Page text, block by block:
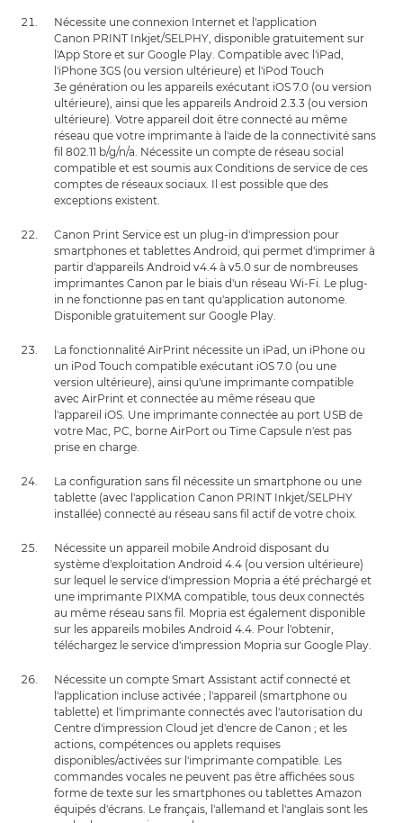
Nécessite une connexion Internet et l'application
Canon PRINT Inkjet/SELPHY, disponible gratuitement sur
l'App Store et sur Google Play. Compatible avec l'iPad,
l'iPhone 3GS (ou version ultérieure) et l'iPod Touch
3e génération ou les appareils exécutant iOS 7.0 (ou version
ultérieure), ainsi que les appareils Android 2.3.3 (ou version
ultérieure). Votre appareil doit être connecté au même
réseau que votre imprimante à l'aide de la connectivité sans
fil 802.11 b/g/n/a. Nécessite un compte de réseau social
compatible et est soumis aux Conditions de service de ces
comptes de réseaux sociaux. Il est possible que des
exceptions existent.
Canon Print Service est un plug-in d'impression pour
smartphones et tablettes Android, qui permet d'imprimer à
partir d'appareils Android v4.4 à v5.0 sur de nombreuses
imprimantes Canon par le biais d'un réseau Wi-Fi. Le plug-
in ne fonctionne pas en tant qu'application autonome.
Disponible gratuitement sur Google Play.
La fonctionnalité AirPrint nécessite un iPad, un iPhone ou
un iPod Touch compatible exécutant iOS 7.0 (ou une
version ultérieure), ainsi qu'une imprimante compatible
avec AirPrint et connectée au même réseau que
l'appareil iOS. Une imprimante connectée au port USB de
votre Mac, PC, borne AirPort ou Time Capsule n'est pas
prise en charge.
La configuration sans fil nécessite un smartphone ou une
tablette (avec l'application Canon PRINT Inkjet/SELPHY
installée) connecté au réseau sans fil actif de votre choix.
Nécessite un appareil mobile Android disposant du
système d'exploitation Android 4.4 (ou version ultérieure)
sur lequel le service d'impression Mopria a été préchargé et
une imprimante PIXMA compatible, tous deux connectés
au même réseau sans fil. Mopria est également disponible
sur les appareils mobiles Android 4.4. Pour l'obtenir,
téléchargez le service d'impression Mopria sur Google Play.
Nécessite un compte Smart Assistant actif connecté et
l'application incluse activée ; l'appareil (smartphone ou
tablette) et l'imprimante connectés avec l'autorisation du
Centre d'impression Cloud jet d'encre de Canon ; et les
actions, compétences ou applets requises
disponibles/activées sur l'imprimante compatible. Les
commandes vocales ne peuvent pas être affichées sous
forme de texte sur les smartphones ou tablettes Amazon
équipés d'écrans. Le français, l'allemand et l'anglais sont les